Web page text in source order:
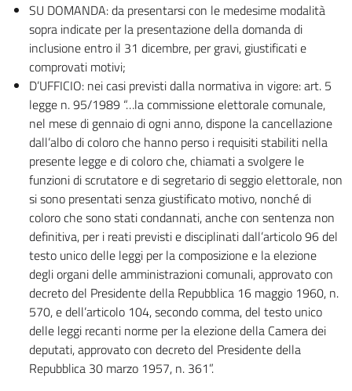
SU DOMANDA: da presentarsi con le medesime modalità
sopra indicate per la presentazione della domanda di
inclusione entro il 31 dicembre, per gravi, giustificati e
comprovati motivi;
D’UFFICIO: nei casi previsti dalla normativa in vigore: art. 5
legge n. 95/1989 “…la commissione elettorale comunale,
nel mese di gennaio di ogni anno, dispone la cancellazione
dall’albo di coloro che hanno perso i requisiti stabiliti nella
presente legge e di coloro che, chiamati a svolgere le
funzioni di scrutatore e di segretario di seggio elettorale, non
si sono presentati senza giustificato motivo, nonché di
coloro che sono stati condannati, anche con sentenza non
definitiva, per i reati previsti e disciplinati dall’articolo 96 del
testo unico delle leggi per la composizione e la elezione
degli organi delle amministrazioni comunali, approvato con
decreto del Presidente della Repubblica 16 maggio 1960, n.
570, e dell’articolo 104, secondo comma, del testo unico
delle leggi recanti norme per la elezione della Camera dei
deputati, approvato con decreto del Presidente della
Repubblica 30 marzo 1957, n. 361”.